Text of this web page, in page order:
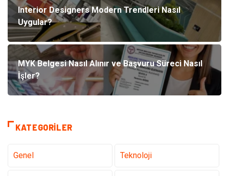
Interior Designers Modern Trendleri Nasıl
Uygular?
MYK Belgesi Nasıl Alınır ve Başvuru Süreci Nasıl
İşler?
KATEGORILER
Genel Teknoloji